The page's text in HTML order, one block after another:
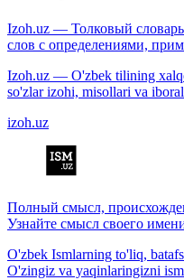
Izoh.uz — Толковый словарь
слов с определениями,
Izoh.uz — O'zbek tilining
so'zlar izohi, misollari va
izoh.uz
Полный смысл,
Узнайте смысл своего
O'zbek Ismlarning to'liq,
O'zingiz va yaqinlaringizni